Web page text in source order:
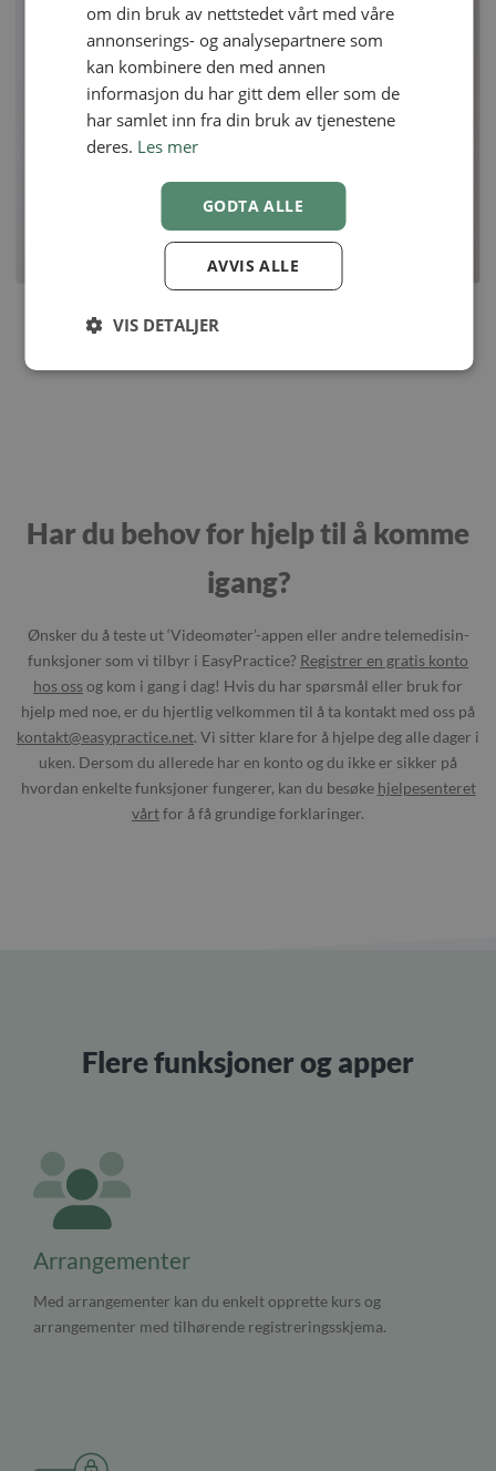
Har du behov for hjelp til å komme
igang?
Ønsker du å teste ut ‘Videomøter’-appen eller andre telemedisin-
funksjoner som vi tilbyr i EasyPractice? Registrer en gratis konto
hos ossog kom i gang i dag! Hvis du har spørsmål eller bruk for
hjelp med noe, er du hjertlig velkommen til å ta kontakt med oss på
kontakt@easypractice.net. Vi sitter klare for å hjelpe deg alle dager i
uken. Dersom du allerede har en konto og du ikke er sikker på
hvordan enkelte funksjoner fungerer, kan du besøke hjelpesenteret
vårtfor å få grundige forklaringer.
Flere funksjoner og apper
Arrangementer
Med arrangementer kan du enkelt opprette kurs og
arrangementer med tilhørende registreringsskjema.
om din bruk av nettstedet vårt med våre
annonserings- og analysepartnere som
kan kombinere den med annen
informasjon du har gitt dem eller som de
har samlet inn fra din bruk av tjenestene
deres. Les mer
GODTA ALLE
AVVIS ALLE
VIS DETALJER